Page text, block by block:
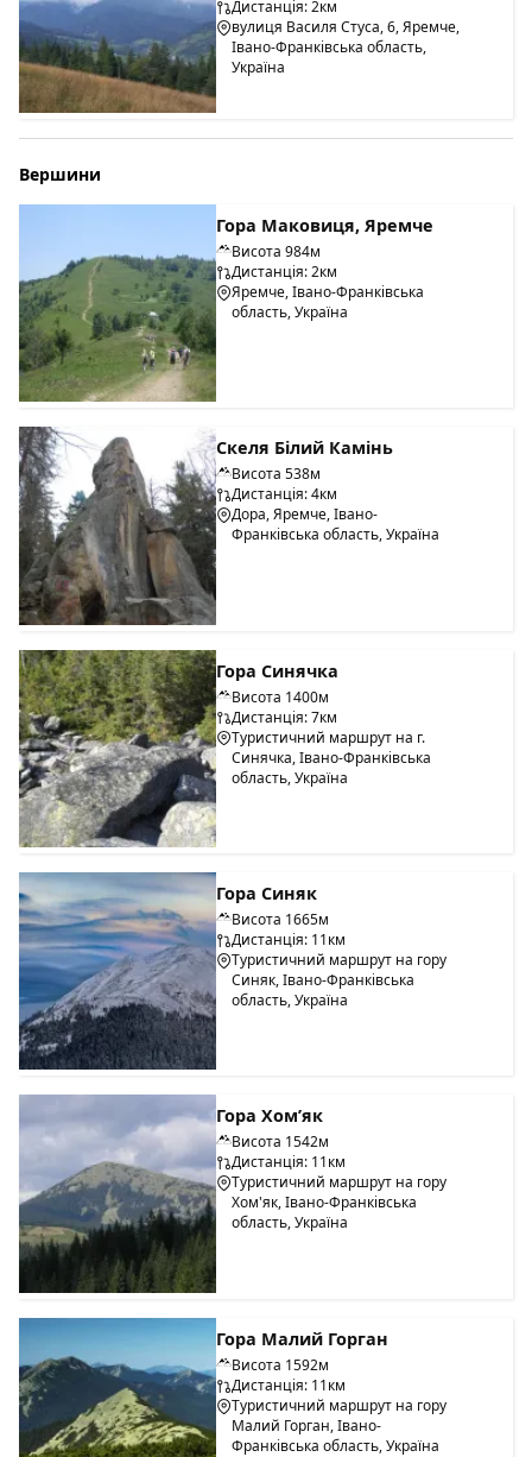
Дистанція: 2км
вулиця Василя Стуса, 6, Яремче,
Івано-Франківська область,
Україна
Вершини
Гора Маковиця, Яремче
Висота 984м
Дистанція: 2км
Яремче, Івано-Франківська
область, Україна
Скеля Білий Камінь
Висота 538м
Дистанція: 4км
Дора, Яремче, Івано-
Франківська область, Україна
Гора Синячка
Висота 1400м
Дистанція: 7км
Туристичний маршрут на г.
Синячка, Івано-Франківська
область, Україна
Гора Синяк
Висота 1665м
Дистанція: 11км
Туристичний маршрут на гору
Синяк, Івано-Франківська
область, Україна
Гора Хом’як
Висота 1542м
Дистанція: 11км
Туристичний маршрут на гору
Хом'як, Івано-Франківська
область, Україна
Гора Малий Горган
Висота 1592м
Дистанція: 11км
Туристичний маршрут на гору
Малий Горган, Івано-
Франківська область, Україна